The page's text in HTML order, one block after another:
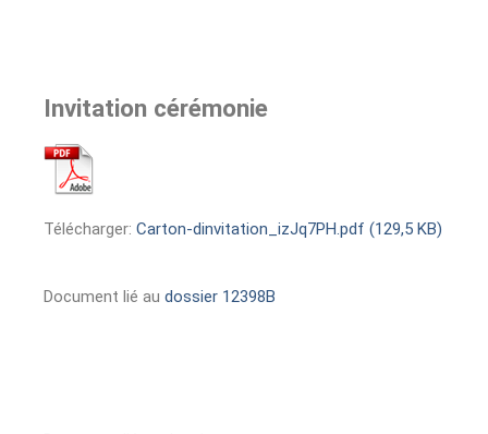
Invitation cérémonie
Télécharger: Carton-dinvitation_izJq7PH.pdf (129,5 KB)
Document lié au dossier 12398B